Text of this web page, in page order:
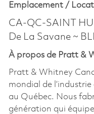
Emplacement /
CA-QC-SAINT
De La Savane ~
À propos de Pratt &
Pratt & Whitney
mondial de
au Québec. Nous
génération qui